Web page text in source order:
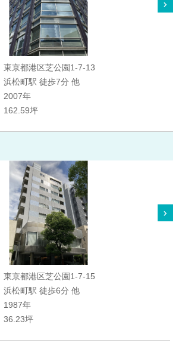
東京都港区芝公園1-7-13
浜松町駅 徒歩7分 他
2007年
162.59坪
東京都港区芝公園1-7-15
浜松町駅 徒歩6分 他
1987年
36.23坪